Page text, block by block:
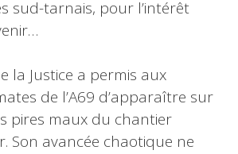
sud-tarnais, pour l’intérêt
la Justice a permis aux
de l’A69 d’apparaître sur
pires maux du chantier
Son avancée chaotique ne